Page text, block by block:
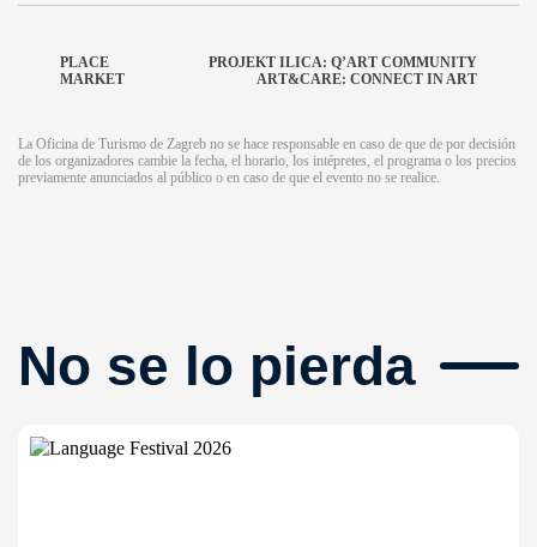
PLACE
MARKET
PROJEKT ILICA: Q’ART COMMUNITY
ART&CARE: CONNECT IN ART
La Oficina de Turismo de Zagreb no se hace responsable en caso de que de por decisión
de los organizadores cambie la fecha, el horario, los intépretes, el programa o los precios
previamente anunciados al público o en caso de que el evento no se realice.
No se lo pierda